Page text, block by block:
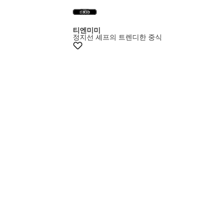
최대15% 쿠폰
티엔미미
정지선 셰프의 트렌디한 중식